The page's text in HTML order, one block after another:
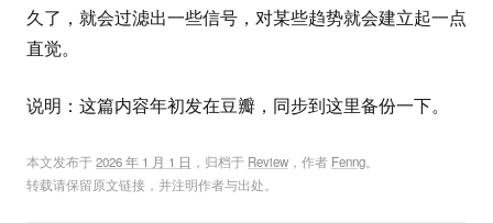
久了，就会过滤出一些信号，对某些趋势就会建立起一点
直觉。
说明：这篇内容年初发在豆瓣，同步到这里备份一下。
本文发布于2026 年 1 月 1 日 ，归档于 Review ，作者 Fenng
转载请保留原文链接，并注明作者与出处。